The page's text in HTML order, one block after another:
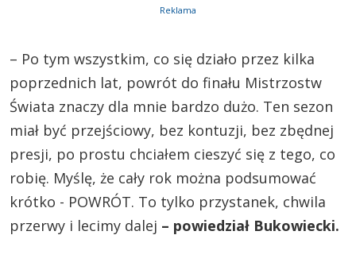
Reklama
– Po tym wszystkim, co się działo przez kilka
poprzednich lat, powrót do finału Mistrzostw
Świata znaczy dla mnie bardzo dużo. Ten sezon
miał być przejściowy, bez kontuzji, bez zbędnej
presji, po prostu chciałem cieszyć się z tego, co
robię. Myślę, że cały rok można podsumować
krótko - POWRÓT. To tylko przystanek, chwila
przerwy i lecimy dalej – powiedział Bukowiecki.